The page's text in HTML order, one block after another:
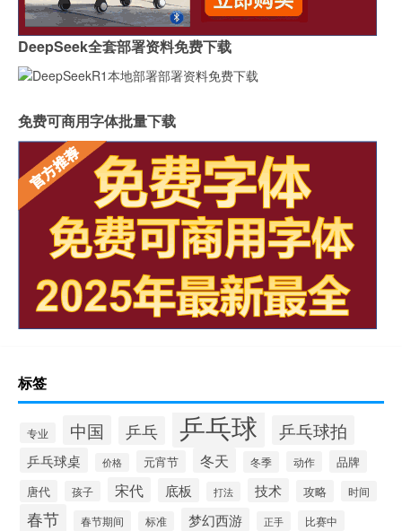
DeepSeek全套部署资料免费下载
免费可商用字体批量下载
标签
专业 中国 乒乓 乒乓球 乒乓球拍
乒乓球桌 价格 元宵节 冬天 冬季 动作
品牌
唐代
孩子 宋代 底板 打法 技术 攻略 时间
春节 春节期间 标准 梦幻西游 正手 比赛中